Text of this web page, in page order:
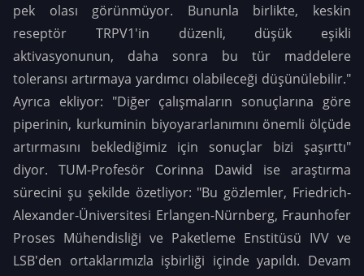
pek olası görünmüyor. Bununla birlikte, keskin
reseptör TRPV1'in düzenli, düşük eşikli
aktivasyonunun, daha sonra bu tür maddelere
toleransı artırmaya yardımcı olabileceği düşünülebilir."
Ayrıca ekliyor: "Diğer çalışmaların sonuçlarına göre
piperinin, kurkuminin biyoyararlanımını önemli ölçüde
artırmasını beklediğimiz için sonuçlar bizi şaşırttı"
diyor. TUM-Profesör Corinna Dawid ise araştırma
sürecini şu şekilde özetliyor: "Bu gözlemler, Friedrich-
Alexander-Üniversitesi Erlangen-Nürnberg, Fraunhofer
Proses Mühendisliği ve Paketleme Enstitüsü IVV ve
LSB'den ortaklarımızla işbirliği içinde yapıldı. Devam